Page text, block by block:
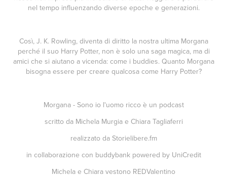
nel tempo influenzando diverse epoche e generazioni.
Così, J. K. Rowling, diventa di diritto la nostra ultima Morgana
perché il suo Harry Potter, non è solo una saga magica, ma di
amici che si aiutano a vicenda: come i buddies. Quanto Morgana
bisogna essere per creare qualcosa come Harry Potter?
Morgana - Sono io l'uomo riccoè un podcast
scritto da Michela Murgiae Chiara Tagliaferri
realizzato da Storielibere.fm
in collaborazione con buddybank powered by UniCredit
Michela e Chiara vestono REDValentino